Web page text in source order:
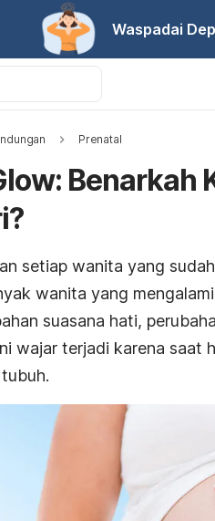
Waspadai
Prenatal
Benarkah
setiap wanita yang
wanita yang
suasana hati,
wajar terjadi karena saat